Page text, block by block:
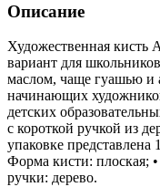
Описание
Художественная кисть
вариант для
маслом, чаще гуашью и
начинающих
детских
с короткой ручкой из
упаковке
Форма кисти: плоская;
ручки: дерево.